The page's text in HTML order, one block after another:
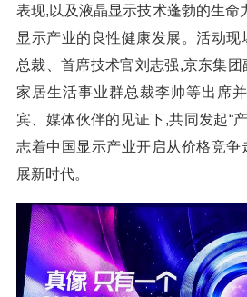
表现,以及液晶显示技术蓬勃的生命
显示产业的良性健康发展。活动现
总裁、首席技术官刘志强,京东集
家居生活事业群总裁李帅等出席
宾、媒体伙伴的见证下,共同发起“
志着中国显示产业开启从价格竞争
展新时代。